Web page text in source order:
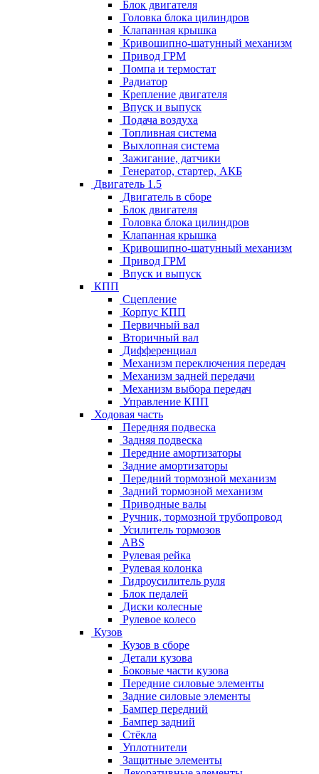
Блок двигателя
Головка блока цилиндров
Клапанная крышка
Кривошипно-шатунный механизм
Привод ГРМ
Помпа и термостат
Радиатор
Крепление двигателя
Впуск и выпуск
Подача воздуха
Топливная система
Выхлопная система
Зажигание, датчики
Генератор, стартер, АКБ
Двигатель 1.5
Двигатель в сборе
Блок двигателя
Головка блока цилиндров
Клапанная крышка
Кривошипно-шатунный механизм
Привод ГРМ
Впуск и выпуск
КПП
Сцепление
Корпус КПП
Первичный вал
Вторичный вал
Дифференциал
Механизм переключения передач
Механизм задней передачи
Механизм выбора передач
Управление КПП
Ходовая часть
Передняя подвеска
Задняя подвеска
Передние амортизаторы
Задние амортизаторы
Передний тормозной механизм
Задний тормозной механизм
Приводные валы
Ручник, тормозной трубопровод
Усилитель тормозов
ABS
Рулевая рейка
Рулевая колонка
Гидроусилитель руля
Блок педалей
Диски колесные
Рулевое колесо
Кузов
Кузов в сборе
Детали кузова
Боковые части кузова
Передние силовые элементы
Задние силовые элементы
Бампер передний
Бампер задний
Стёкла
Уплотнители
Защитные элементы